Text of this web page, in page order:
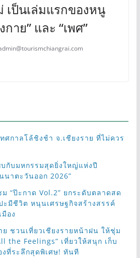
ป็นเล่มแรกของหนู
าย” และ “เพศ”
ศกาลโล้ชิงช้า จ.เชียงราย ที่ไม่ควร
กับมหกรรมสุดยิ่งใหญ่แห่งปี
นาตะวันออก 2026”
ม “ป๊ะกาด Vol.2” ยกระดับตลาดสด
มีชีวิต หนุนเศรษฐกิจสร้างสรรค์
อง
ชวนเที่ยวเชียงรายหน้าฝน ให้ชุ่ม
the Feelings” เที่ยวให้สนุก เก็บ
ที่ระลึกสุดพิเศษ! ทันที